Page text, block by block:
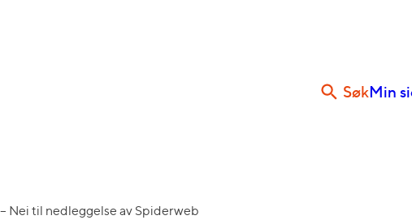
SøkMin
– Nei til nedleggelse av Spiderweb